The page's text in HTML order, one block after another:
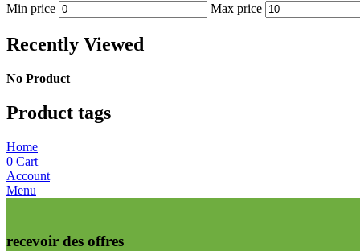
Min price Max price
Recently Viewed
No Product
Product tags
Home
0 Cart
Account
Menu
recevoir des offres